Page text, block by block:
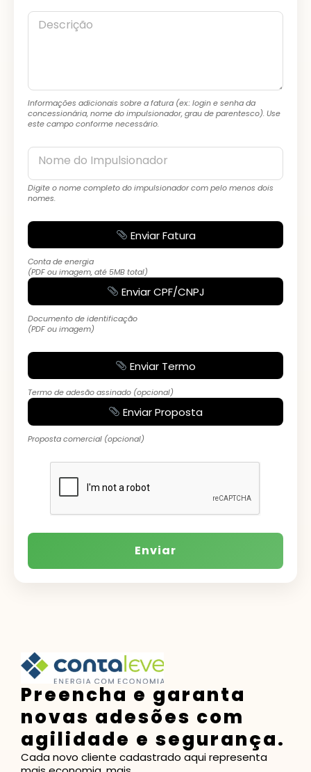
Descrição
Informações adicionais sobre a fatura (ex.: login e senha da
concessionária, nome do impulsionador, grau de parentesco). Use
este campo conforme necessário.
Nome do Impulsionador
Digite o nome completo do impulsionador com pelo menos dois
nomes.
Enviar Fatura
Conta de energia
(PDF ou imagem, até 5MB total)
Enviar CPF/CNPJ
Documento de identificação
(PDF ou imagem)
Enviar Termo
Termo de adesão assinado (opcional)
Enviar Proposta
Proposta comercial (opcional)
Enviar
Preencha e garanta
novas adesões com
agilidade e segurança.
Cada novo cliente cadastrado aqui representa